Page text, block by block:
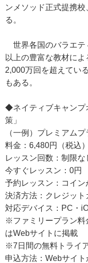
ンメソッド正式提携
る。
世界各国のバラエテ
以上の豊富な教材に
2,000万回を超えてい
もある。
◆ネイティブキャンプ
策」
（一例）プレミアムプ
料金：6,480円（税込
レッスン回数：制限な
今すぐレッスン：0円
予約レッスン：コイン
決済方法：クレジット
対応デバイス：PC・
※ファミリープラン料
はWebサイトに掲載
※7日間の無料トライ
申込方法：Webサイ